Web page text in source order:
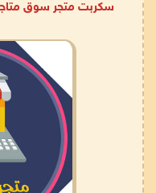
سكربت متجر سوق